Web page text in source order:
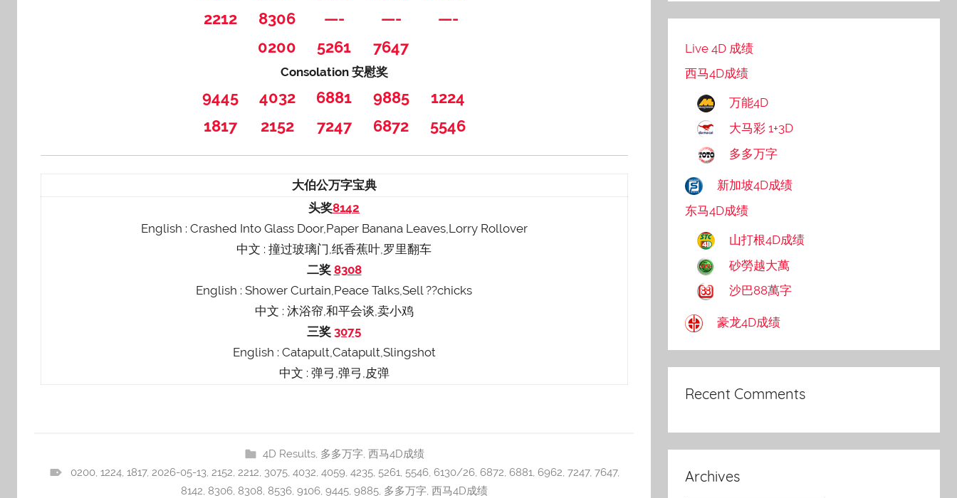
2212
8306 —- —-
—-
0200
5261 7647
Consolation 安慰奖
9445 4032 6881 9885
1224
1817
2152 7247 6872 5546
大伯公万字宝典
头奖8142
English : Crashed Into Glass Door,Paper Banana Leaves,Lorry Rollover
中文 : 撞过玻璃门,纸香蕉叶,罗里翻车
二奖 8308
English : Shower Curtain,Peace Talks,Sell ??chicks
中文 : 沐浴帘,和平会谈,卖小鸡
三奖 3075
English : Catapult,Catapult,Slingshot
中文 : 弹弓,弹弓,皮弹
4D Results, 多多万字,西马4D成绩
0200,1224,1817,2026-05-13,2152,2212, 3075,4032,4059,4235, 5261, 5546,6130/26,6872,6881,6962,7247,7647,
8142, 8306, 8308, 8536, 9106, 9445, 9885, 多多万字, 西马4D成绩
Live 4D 成绩
西马4D成绩
万能4D
大马彩 1+3D
多多万字
新加坡4D成绩
东马4D成绩
山打根4D成绩
砂勞越大萬
沙巴88萬字
豪龙4D成绩
Recent Comments
Archives